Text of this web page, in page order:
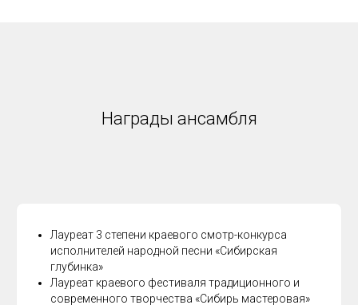
Награды ансамбля
Лауреат 3 степени краевого смотр-конкурса
исполнителей народной песни «Сибирская
глубинка»
Лауреат краевого фестиваля традиционного и
современного творчества «Сибирь мастеровая»